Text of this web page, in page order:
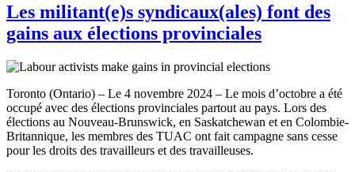
Les militant(e)s syndicaux(ales) font des
gains aux élections provinciales
Toronto (Ontario) – Le 4 novembre 2024 – Le mois d’octobre a été
occupé avec des élections provinciales partout au pays. Lors des
élections au Nouveau-Brunswick, en Saskatchewan et en Colombie-
Britannique, les membres des TUAC ont fait campagne sans cesse
pour les droits des travailleurs et des travailleuses.